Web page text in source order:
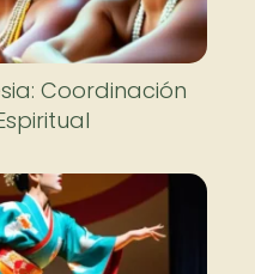
Coordinación